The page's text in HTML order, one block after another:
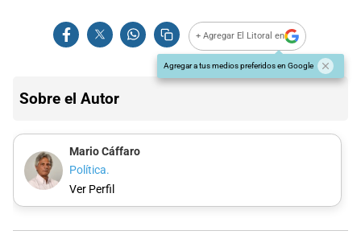
+ Agregar El Litoral en
Agregar a tus medios preferidos en Google
Sobre el Autor
Mario Cáffaro
Política.
Ver Perfil